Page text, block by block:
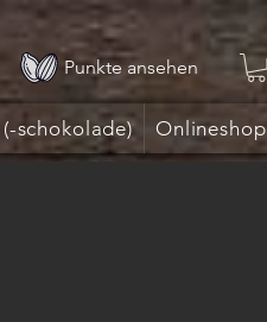
Punkte ansehen
schokolade) Onlineshop